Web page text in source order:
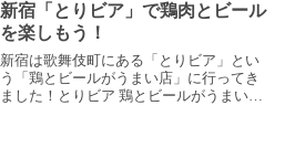
哉...
新宿「とりビア」で鶏肉とビール
を楽しもう！
新宿は歌舞伎町にある「とりビア」とい
う「鶏とビールがうまい店」に行ってき
ました！とりビア 鶏とビールがうまい店